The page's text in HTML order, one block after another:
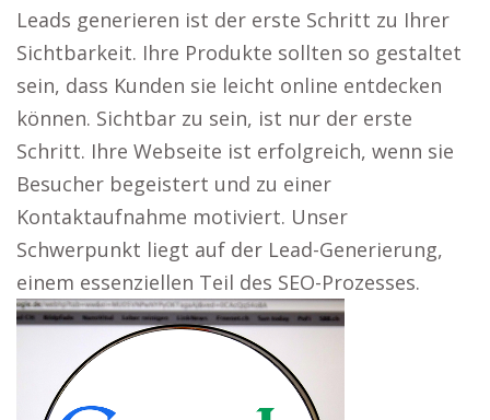
Leads generieren ist der erste Schritt zu Ihrer
Sichtbarkeit. Ihre Produkte sollten so gestaltet
sein, dass Kunden sie leicht online entdecken
können. Sichtbar zu sein, ist nur der erste
Schritt. Ihre Webseite ist erfolgreich, wenn sie
Besucher begeistert und zu einer
Kontaktaufnahme motiviert. Unser
Schwerpunkt liegt auf der Lead-Generierung,
einem essenziellen Teil des SEO-Prozesses.